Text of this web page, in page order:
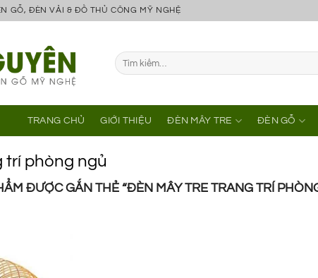
GỖ, ĐÈN VẢI & ĐỒ THỦ CÔNG MỸ NGHỆ
Tìm
kiếm:
TRANG CHỦ GIỚI THIỆU ĐÈN MÂY TRE ĐÈN GỖ
trí phòng ngủ
ĐƯỢC GẮN THẺ “ĐÈN MÂY TRE TRANG TRÍ